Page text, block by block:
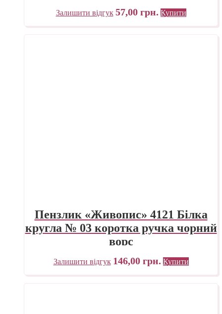
Залишити відгук 57,00 грн. Купити
Пензлик «Живопис» 4121 Білка
кругла № 03 коротка ручка чорний
ворс
Залишити відгук 146,00 грн. Купити